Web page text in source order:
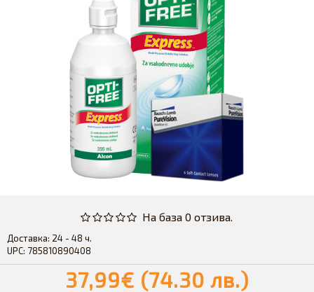
Доставка: 24 - 48 ч.
UPC: 785810890408
На база 0 отзива.
37,99€ (74.30 лв.)